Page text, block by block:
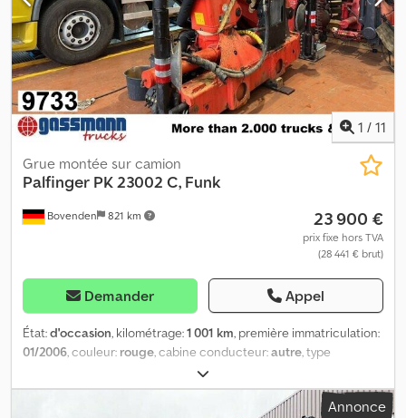
sous réserve de modifications, de vente préalable et d'erreurs !
Dcedpsyidffofx An Eok
1 / 11
Bovenden 821 km
Grue montée sur camion
Palfinger PK 23002 C, Funk
23 900 €
prix fixe hors TVA
(28 441 € brut)
Demander Appel
État:d'occasion, kilométrage:1 001 km, première immatriculation:
01/2006, couleur: rouge, cabine conducteur:autre, type
, Année de construction:
grue, verrouillage centralisé, Emplacement du véhicule :
Bovenden, arrêt d’urgence, pliable, stabilisation à deux pointsAnnonce